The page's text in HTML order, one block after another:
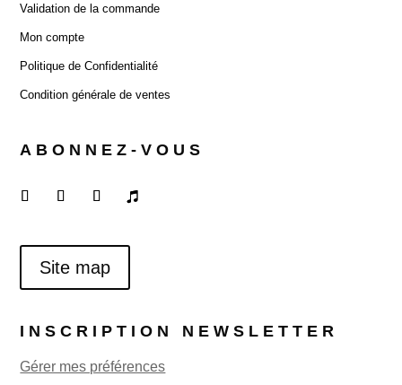
Validation de la commande
Mon compte
Politique de Confidentialité
Condition générale de ventes
ABONNEZ-VOUS
Site map
INSCRIPTION NEWSLETTER
Gérer mes préférences